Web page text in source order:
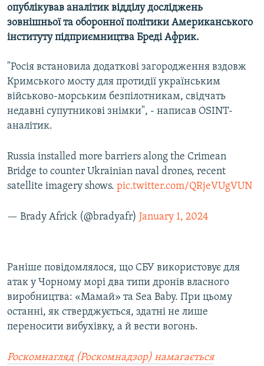
опублікував аналітик відділу досліджень
зовнішньої та оборонної політики Американського
інституту підприємництва Бреді Африк.
"Росія встановила додаткові загородження вздовж
Кримського мосту для протидії українським
військово-морським безпілотникам, свідчать
недавні супутникові знімки", - написав OSINT-
аналітик.
Russia installed more barriers along the Crimean
Bridge to counter Ukrainian naval drones, recent
satellite imagery shows. pic.twitter.com/QRjeVUgVUN
— Brady Africk (@bradyafr) January 1, 2024
Раніше повідомлялося, що СБУ використовує для
атак у Чорному морі два типи дронів власного
виробництва: «Мамай» та Sea Baby. При цьому
останні, як стверджується, здатні не лише
переносити вибухівку, а й вести вогонь.
Роскомнагляд (Роскомнадзор) намагається